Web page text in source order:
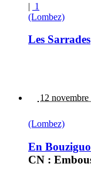
| 1
(Lombez)
Les Sarrades
12 novembre
(Lombez)
En
CN :